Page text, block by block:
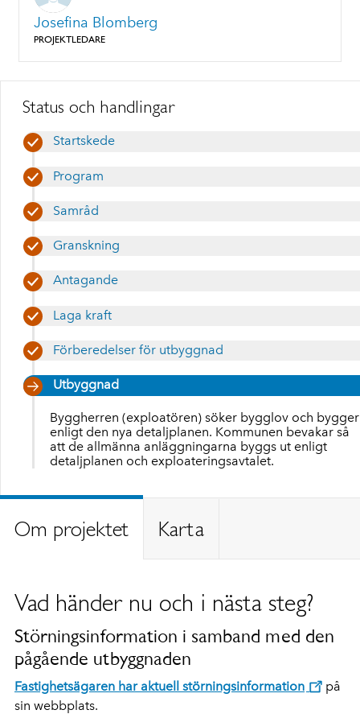
Josefina Blomberg
PROJEKTLEDARE
Status och handlingar
Startskede
Program
Samråd
Granskning
Antagande
Laga kraft
Förberedelser för utbyggnad
Utbyggnad
Byggherren (exploatören) söker bygglov och bygger
enligt den nya detaljplanen. Kommunen bevakar så
att de allmänna anläggningarna byggs ut enligt
detaljplanen och exploateringsavtalet.
Om projektet Karta
Vad händer nu och i nästa steg?
Störningsinformation i samband med den
pågående utbyggnaden
Fastighetsägaren har aktuell störningsinformation
på
sin webbplats.